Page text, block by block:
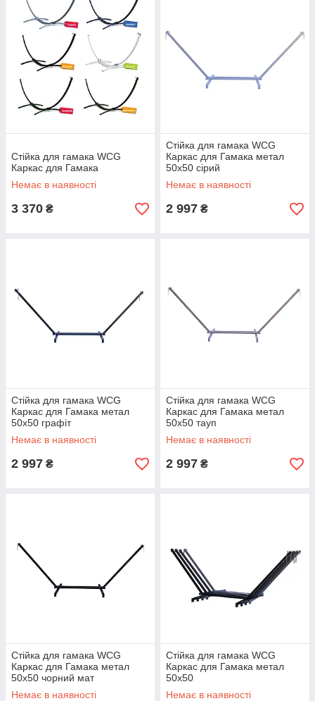
Стійка для гамака WCG
Каркас для Гамака
Немає в наявності
3 370 ₴
Стійка для гамака WCG
Каркас для Гамака метал
50х50 сірий
Немає в наявності
2 997 ₴
Стійка для гамака WCG
Каркас для Гамака метал
50х50 графіт
Немає в наявності
2 997 ₴
Стійка для гамака WCG
Каркас для Гамака метал
50х50 тауп
Немає в наявності
2 997 ₴
Стійка для гамака WCG
Каркас для Гамака метал
50х50 чорний мат
Немає в наявності
Стійка для гамака WCG
Каркас для Гамака метал
50х50
Немає в наявності